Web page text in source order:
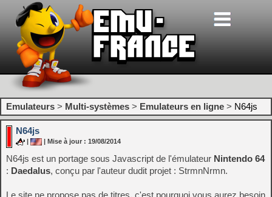
Emulateurs > Multi-systèmes > Emulateurs en ligne > N64js
N64js
| | Mise à jour : 19/08/2014
N64js est un portage sous Javascript de l'émulateur Nintendo 64
: Daedalus, conçu par l'auteur dudit projet : StrmnNrmn.
Le site ne propose pas de titres, c'est pourquoi vous aurez besoin